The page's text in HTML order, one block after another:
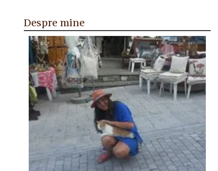
Despre mine